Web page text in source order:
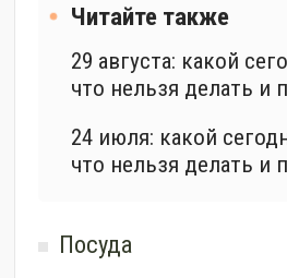
Читайте также
29 августа: какой
что нельзя делать и
24 июля: какой
что нельзя делать и
Посуда